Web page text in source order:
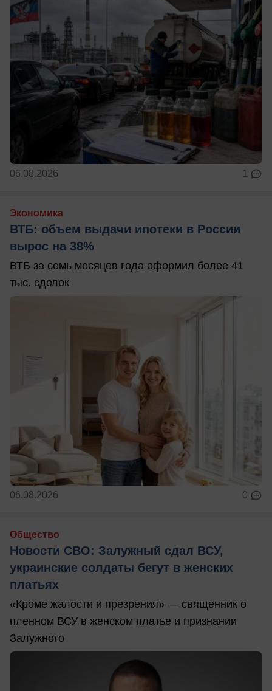
06.08.2026 1
Экономика
ВТБ: объем выдачи ипотеки в России
вырос на 38%
ВТБ за семь месяцев года оформил более 41
тыс. сделок
06.08.2026 0
Общество
Новости СВО: Залужный сдал ВСУ,
украинские солдаты бегут в женских
платьях
«Кроме жалости и презрения» — священник о
пленном ВСУ в женском платье и признании
Залужного